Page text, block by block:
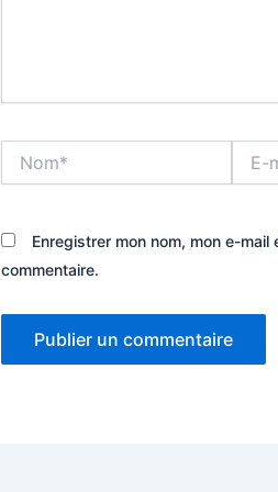
mail*
Enregistrer mon nom, mon e-
commentaire.